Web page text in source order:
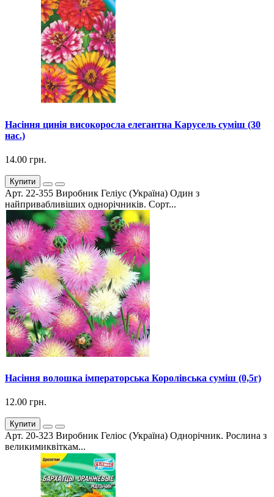
Насіння цинія високоросла елегантна Карусель суміш (30
нас.)
14.00 грн.
Купити
Арт. 22-355 Виробник Геліус (Україна) Один з
найпривабливіших однорічників. Сорт...
Насіння волошка імператорська Королівська суміш (0,5г)
12.00 грн.
Купити
Арт. 20-323 Виробник Геліос (Україна) Однорічник. Рослина з
великимиквіткам...